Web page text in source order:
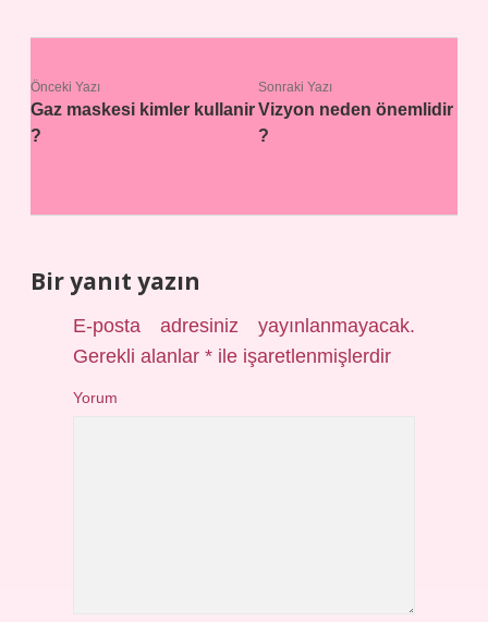
Önceki Yazı
Gaz maskesi kimler kullanir
?
Sonraki Yazı
Vizyon neden önemlidir
?
Bir yanıt yazın
E-posta adresiniz yayınlanmayacak.
Gerekli alanlar* ile işaretlenmişlerdir
Yorum